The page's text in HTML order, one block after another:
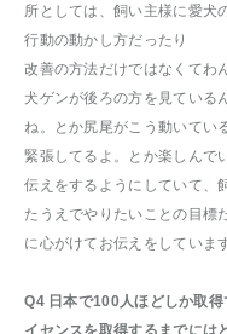
所としては、飼い主様に愛犬
行動の動かし方だったり
改善の方法だけではなくてわ
犬ゲンが後ろの方を見ている
ね。とか尻尾がこう動いてい
緊張してるよ。とか楽しんで
伝えをするようにしていて、
たうえでやりたいことの目標
に心がけてお伝えをしていま
Q4 日本で100人ほどしか取
イセンスを取得するまでには